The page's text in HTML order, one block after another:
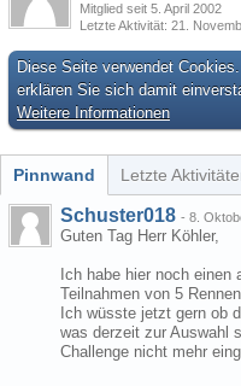
Mitglied seit 5. April 2002
Letzte Aktivität 21.
Diese Seite verwendet
erklären Sie sich damit
Weitere Informationen
Pinnwand Letzte
Schuster018 - 8.
Guten Tag Herr Köhler,
Ich habe hier noch
Teilnahmen von 5
Ich wüsste jetzt gern ob
was derzeit zur Auswahl
Challenge nicht mehr